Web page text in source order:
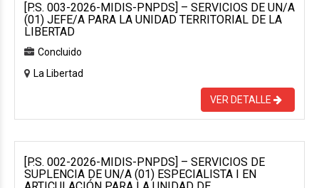
[P.S. 003-2026-MIDIS-PNPDS] – SERVICIOS DE UN/A
(01) JEFE/A PARA LA UNIDAD TERRITORIAL DE LA
LIBERTAD
Concluido
La Libertad
VER DETALLE
[P.S. 002-2026-MIDIS-PNPDS] – SERVICIOS DE
SUPLENCIA DE UN/A (01) ESPECIALISTA I EN